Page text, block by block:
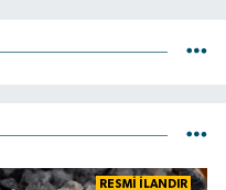
RESMİ İLANDIR